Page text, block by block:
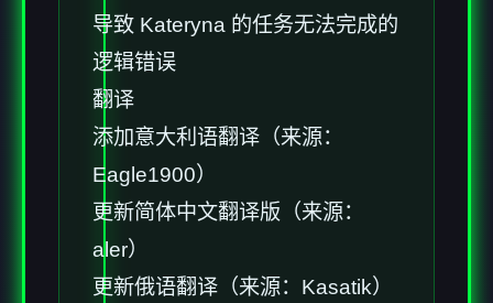
导致 Kateryna 的任务无法完成的
逻辑错误
翻译
添加意大利语翻译（来源：
Eagle1900）
更新简体中文翻译版（来源：
aler）
更新俄语翻译（来源：Kasatik）